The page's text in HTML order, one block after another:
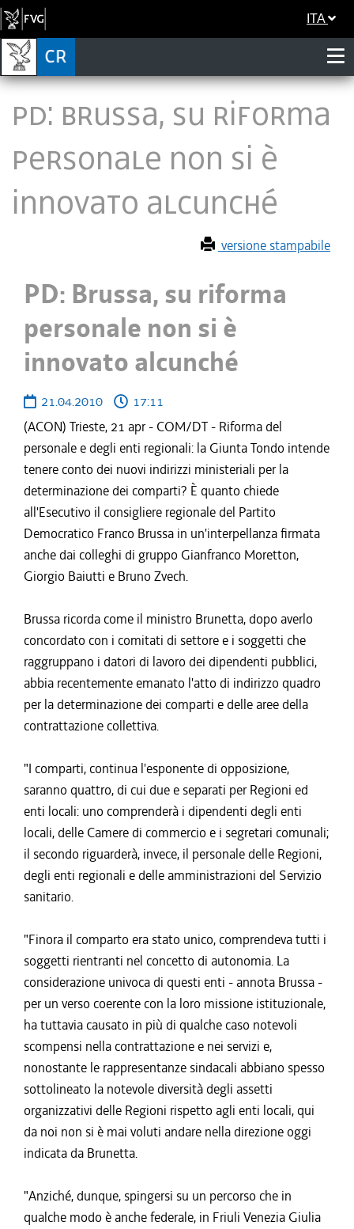
ITA
PD: Brussa, su riforma
personale non si è
innovato alcunché
versione stampabile
PD: Brussa, su riforma
personale non si è
innovato alcunché
21.04.2010
17:11
(ACON) Trieste, 21 apr - COM/DT - Riforma del
personale e degli enti regionali: la Giunta Tondo intende
tenere conto dei nuovi indirizzi ministeriali per la
determinazione dei comparti? È quanto chiede
all'Esecutivo il consigliere regionale del Partito
Democratico Franco Brussa in un'interpellanza firmata
anche dai colleghi di gruppo Gianfranco Moretton,
Giorgio Baiutti e Bruno Zvech.
Brussa ricorda come il ministro Brunetta, dopo averlo
concordato con i comitati di settore e i soggetti che
raggruppano i datori di lavoro dei dipendenti pubblici,
abbia recentemente emanato l'atto di indirizzo quadro
per la determinazione dei comparti e delle aree della
contrattazione collettiva.
"I comparti, continua l'esponente di opposizione,
saranno quattro, di cui due e separati per Regioni ed
enti locali: uno comprenderà i dipendenti degli enti
locali, delle Camere di commercio e i segretari comunali;
il secondo riguarderà, invece, il personale delle Regioni,
degli enti regionali e delle amministrazioni del Servizio
sanitario.
"Finora il comparto era stato unico, comprendeva tutti i
soggetti rientranti nel concetto di autonomia. La
considerazione univoca di questi enti - annota Brussa -
per un verso coerente con la loro missione istituzionale,
ha tuttavia causato in più di qualche caso notevoli
scompensi nella contrattazione e nei servizi e,
nonostante le rappresentanze sindacali abbiano spesso
sottolineato la notevole diversità degli assetti
organizzativi delle Regioni rispetto agli enti locali, qui
da noi non si è mai voluti andare nella direzione oggi
indicata da Brunetta.
"Anziché, dunque, spingersi su un percorso che in
qualche modo è anche federale, in Friuli Venezia Giulia